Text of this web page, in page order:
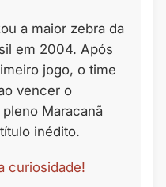
a maior zebra da
em 2004. Após
jogo, o time
vencer o
Maracanã
inédito.
curiosidade!